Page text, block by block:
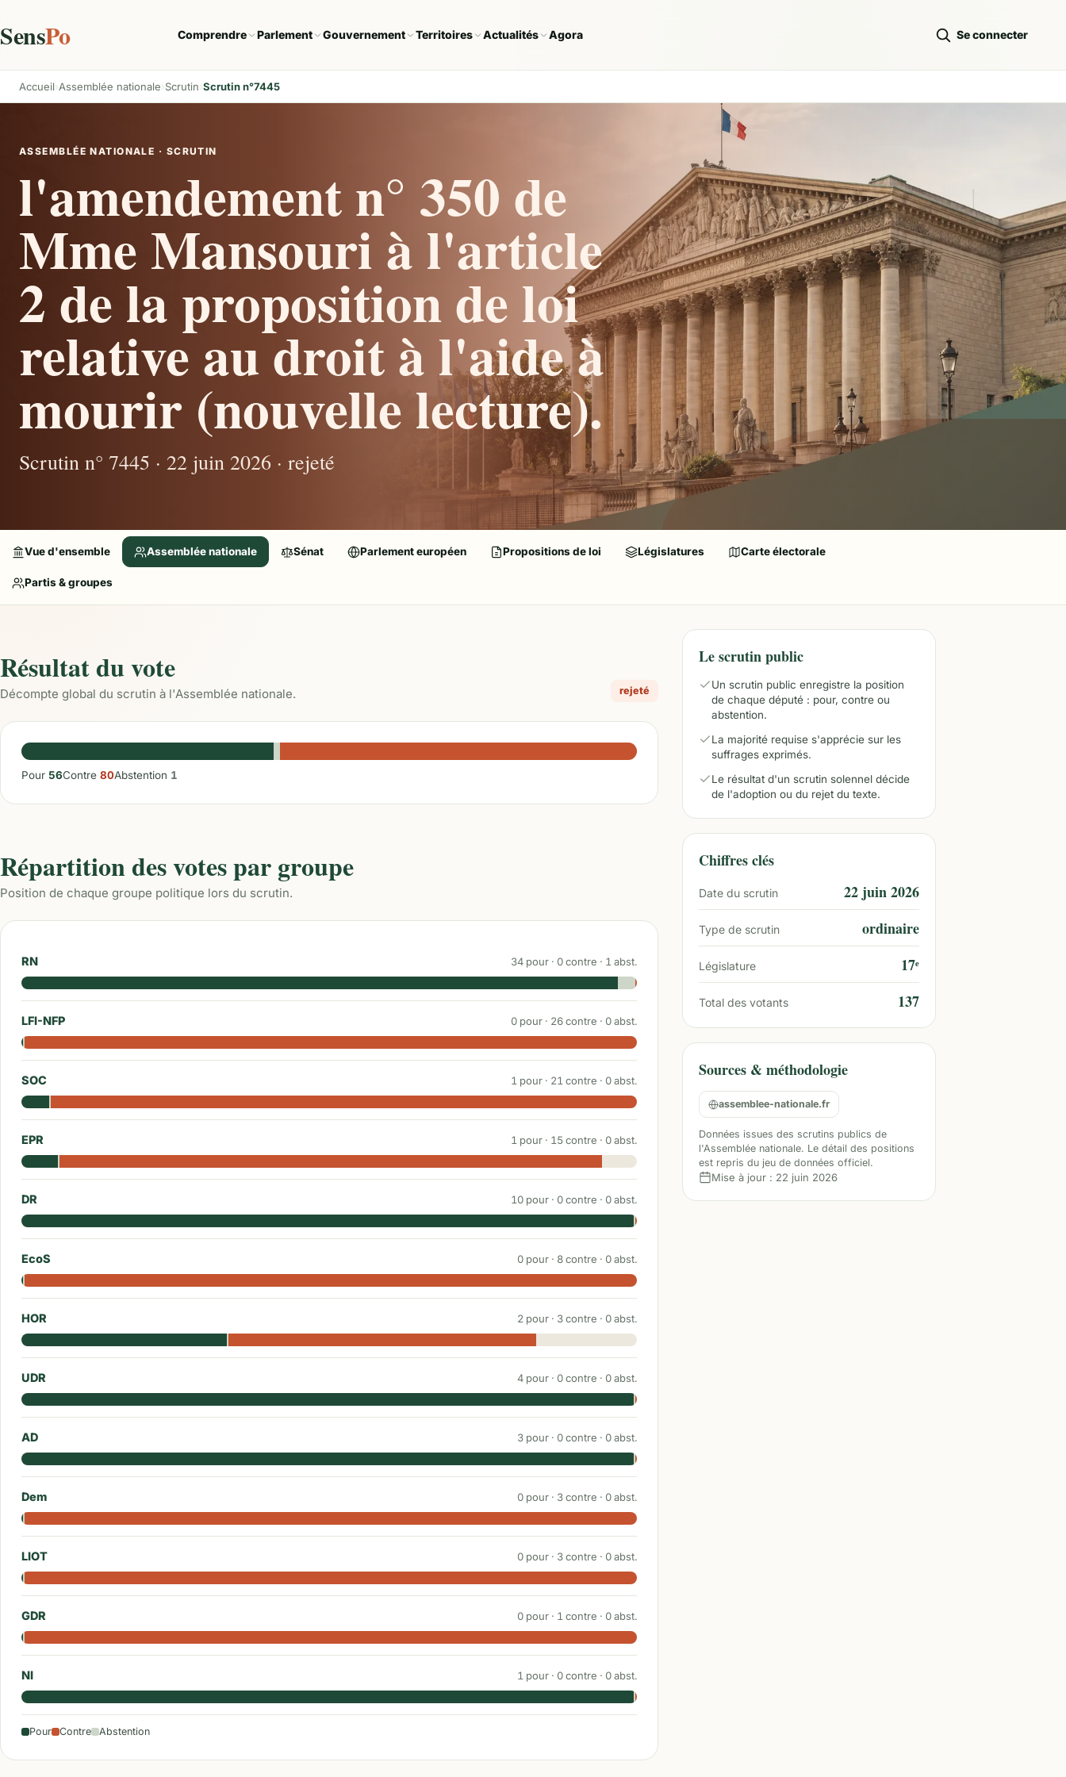
SensPo Comprendre Parlement Gouvernement Territoires Actualités Agora Se connecter
Accueil Assemblée nationale Scrutin Scrutin n°7445
ASSEMBLÉE NATIONALE · SCRUTIN
l'amendement n° 350 de
Mme Mansouri à l'article
2 de la proposition de loi
relative au droit à l'aide à
mourir (nouvelle lecture).
Scrutin n° 7445 · 22 juin 2026 · rejeté
Vue d'ensemble Assemblée nationale Sénat Parlement européen Propositions de loi Législatures Carte électorale
Partis & groupes
Résultat du vote
Décompte global du scrutin à l'Assemblée nationale. rejeté
Pour 56Contre 80Abstention 1
Répartition des votes par groupe
Position de chaque groupe politique lors du scrutin.
RN 34 pour · 0contre · 1 abst.
LFI-NFP 0 pour · 26contre · 0abst.
SOC 1 pour · 21 contre · 0abst.
EPR 1 pour · 15contre · 0abst.
DR 10 pour · 0contre · 0abst.
EcoS 0 pour · 8contre · 0abst.
HOR 2 pour · 3contre · 0abst.
UDR 4 pour · 0contre · 0abst.
AD 3 pour · 0contre · 0abst.
Dem 0 pour · 3contre · 0abst.
LIOT 0 pour · 3contre · 0abst.
GDR 0 pour · 1 contre · 0abst.
NI 1 pour · 0contre · 0abst.
Pour Contre Abstention
Le scrutin public
Un scrutin public enregistre la position
de chaque député : pour, contre ou
abstention.
La majorité requise s'apprécie sur les
suffrages exprimés.
Le résultat d'un scrutin solennel décide
de l'adoption ou du rejet du texte.
Chiffres clés
Date du scrutin 22 juin 2026
Type de scrutin ordinaire
Législature 17ᵉ
Total des votants 137
Sources & méthodologie
assemblee-nationale.fr
Données issues des scrutins publics de
l'Assemblée nationale. Le détail des positions
est repris du jeu de données officiel.
Mise à jour : 22 juin 2026